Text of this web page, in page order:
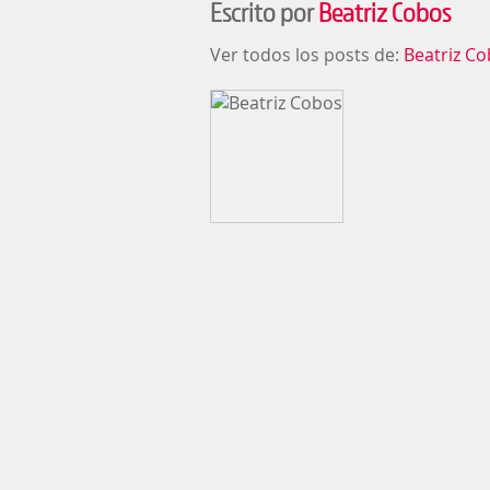
Escrito porBeatriz Cobos
Ver todos los posts de: Beatriz